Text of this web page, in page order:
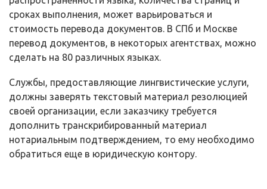
сроках выполнения, может варьироваться и
стоимость перевода документов. В СПб и Москве
перевод документов, в некоторых агентствах, можно
сделать на 80 различных языках.
Службы, предоставляющие лингвистические услуги,
должны заверять текстовый материал резолюцией
своей организации, если заказчику требуется
дополнить транскрибированный материал
нотариальным подтверждением, то ему необходимо
обратиться еще в юридическую контору.